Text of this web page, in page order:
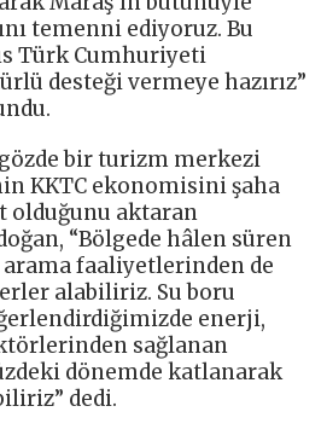
temenni ediyoruz. Bu
Türk Cumhuriyeti
desteği vermeye hazırız”
bir turizm merkezi
KKTC ekonomisini şaha
olduğunu aktaran
“Bölgede hâlen süren
faaliyetlerinden de
alabiliriz. Su boru
enerji,
sağlanan
dönemde katlanarak
dedi.